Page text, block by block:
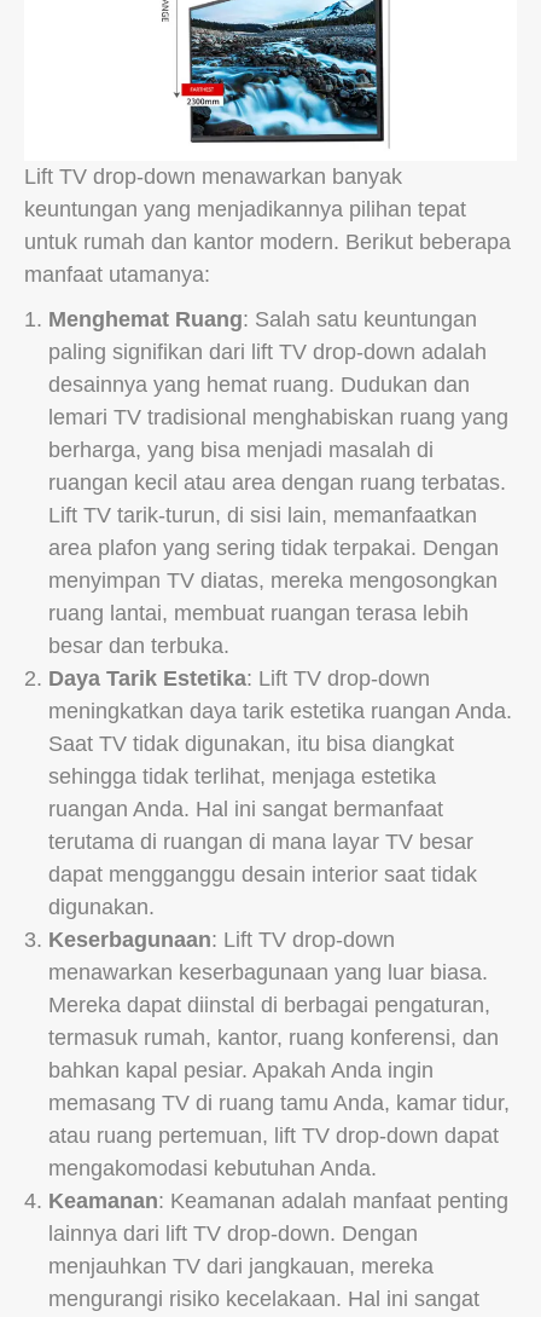
Lift TV drop-down menawarkan banyak
keuntungan yang menjadikannya pilihan tepat
untuk rumah dan kantor modern. Berikut beberapa
manfaat utamanya:
Menghemat Ruang: Salah satu keuntungan
paling signifikan dari lift TV drop-down adalah
desainnya yang hemat ruang. Dudukan dan
lemari TV tradisional menghabiskan ruang yang
berharga, yang bisa menjadi masalah di
ruangan kecil atau area dengan ruang terbatas.
Lift TV tarik-turun, di sisi lain, memanfaatkan
area plafon yang sering tidak terpakai. Dengan
menyimpan TV diatas, mereka mengosongkan
ruang lantai, membuat ruangan terasa lebih
besar dan terbuka.
Daya Tarik Estetika: Lift TV drop-down
meningkatkan daya tarik estetika ruangan Anda.
Saat TV tidak digunakan, itu bisa diangkat
sehingga tidak terlihat, menjaga estetika
ruangan Anda. Hal ini sangat bermanfaat
terutama di ruangan di mana layar TV besar
dapat mengganggu desain interior saat tidak
digunakan.
Keserbagunaan: Lift TV drop-down
menawarkan keserbagunaan yang luar biasa.
Mereka dapat diinstal di berbagai pengaturan,
termasuk rumah, kantor, ruang konferensi, dan
bahkan kapal pesiar. Apakah Anda ingin
memasang TV di ruang tamu Anda, kamar tidur,
atau ruang pertemuan, lift TV drop-down dapat
mengakomodasi kebutuhan Anda.
Keamanan: Keamanan adalah manfaat penting
lainnya dari lift TV drop-down. Dengan
menjauhkan TV dari jangkauan, mereka
mengurangi risiko kecelakaan. Hal ini sangat